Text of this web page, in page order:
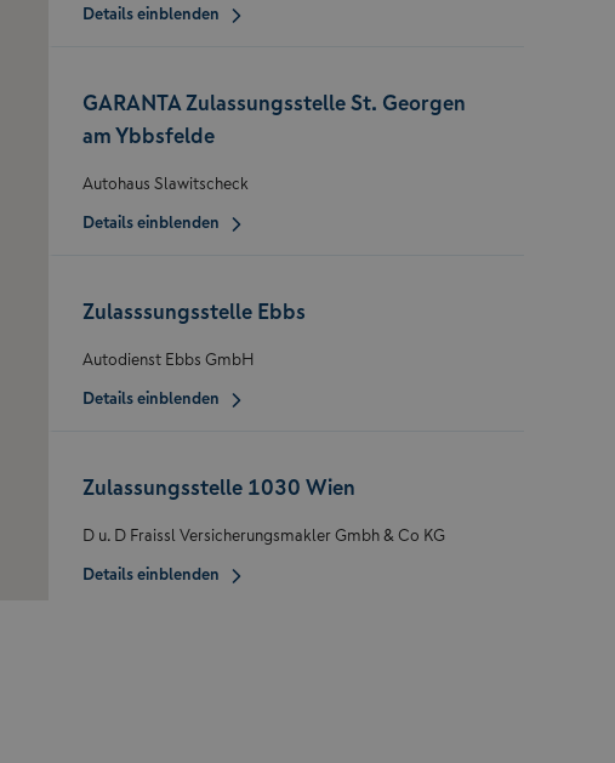
Details einblenden
GARANTA Zulassungsstelle St. Georgen
am Ybbsfelde
Autohaus Slawitscheck
Details einblenden
Zulasssungsstelle Ebbs
Autodienst Ebbs GmbH
Details einblenden
Zulassungsstelle 1030 Wien
D u. D Fraissl Versicherungsmakler Gmbh & Co KG
Details einblenden